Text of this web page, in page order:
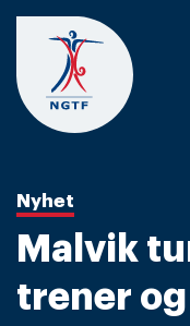
Skip
content
Nyhet
Malvik
trener